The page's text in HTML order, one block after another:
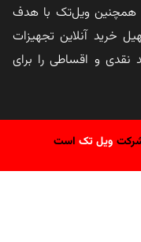
ویل‌تک با هدف
خرید آنلاین تجهیزات
و اقساطی را برای
ویل تک است